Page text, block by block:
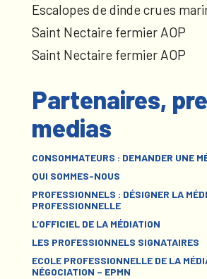
Escalopes de dinde crues
Saint Nectaire fermier AOP
Saint Nectaire fermier AOP
Partenaires,
medias
CONSOMMATEURS : DEMANDER UNE
QUI SOMMES-NOUS
PROFESSIONNELS : DÉSIGNER LA
PROFESSIONNELLE
L’OFFICIEL DE LA MÉDIATION
LES PROFESSIONNELS SIGNATAIRES
ECOLE PROFESSIONNELLE DE LA
NÉGOCIATION – EPMN